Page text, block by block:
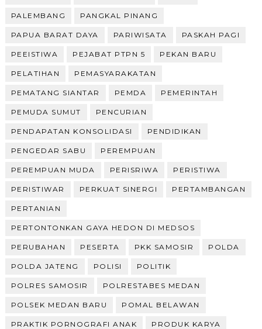
PALEMBANG PANGKAL PINANG
PAPUA BARAT DAYA PARIWISATA PASKAH PAGI
PEEISTIWA PEJABAT PTPN 5 PEKAN BARU
PELATIHAN PEMASYARAKATAN
PEMATANG SIANTAR PEMDA PEMERINTAH
PEMUDA SUMUT PENCURIAN
PENDAPATAN KONSOLIDASI PENDIDIKAN
PENGEDAR SABU PEREMPUAN
PEREMPUAN MUDA PERISRIWA PERISTIWA
PERISTIWAR PERKUAT SINERGI PERTAMBANGAN
PERTANIAN
PERTONTONKAN GAYA HEDON DI MEDSOS
PERUBAHAN PESERTA PKK SAMOSIR POLDA
POLDA JATENG POLISI POLITIK
POLRES SAMOSIR POLRESTABES MEDAN
POLSEK MEDAN BARU POMAL BELAWAN
PRAKTIK PORNOGRAFI ANAK PRODUK KARYA